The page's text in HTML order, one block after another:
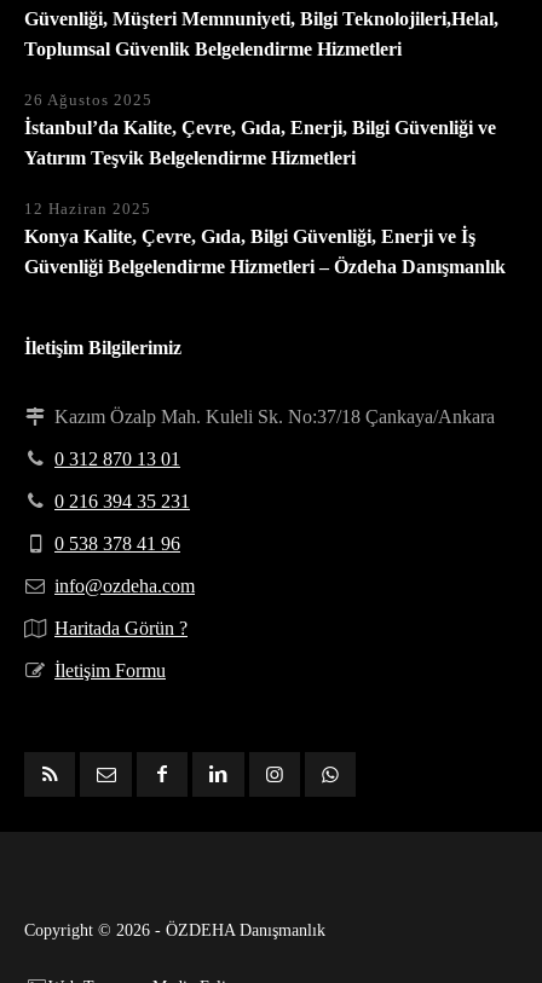
Güvenliği, Müşteri Memnuniyeti, Bilgi Teknolojileri,Helal,
Toplumsal Güvenlik Belgelendirme Hizmetleri
26 Ağustos 2025
İstanbul’da Kalite, Çevre, Gıda, Enerji, Bilgi Güvenliği ve
Yatırım Teşvik Belgelendirme Hizmetleri
12 Haziran 2025
Konya Kalite, Çevre, Gıda, Bilgi Güvenliği, Enerji ve İş
Güvenliği Belgelendirme Hizmetleri – Özdeha Danışmanlık
İletişim Bilgilerimiz
Kazım Özalp Mah. Kuleli Sk. No:37/18 Çankaya/Ankara
0 312 870 13 01
0 216 394 35 231
0 538 378 41 96
info@ozdeha.com
Haritada Görün ?
İletişim Formu
Copyright © 2026 - ÖZDEHA Danışmanlık